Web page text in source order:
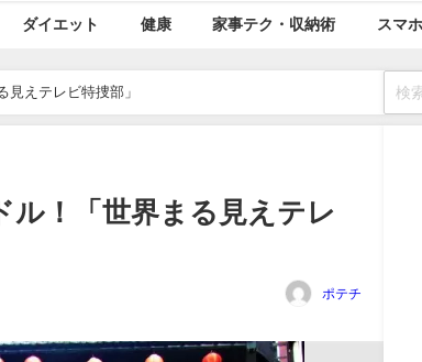
ダイエット 健康 家事テク・収納術 スマ
えテレビ特捜部」
ル！「世界まる見えテレ
ポテチ